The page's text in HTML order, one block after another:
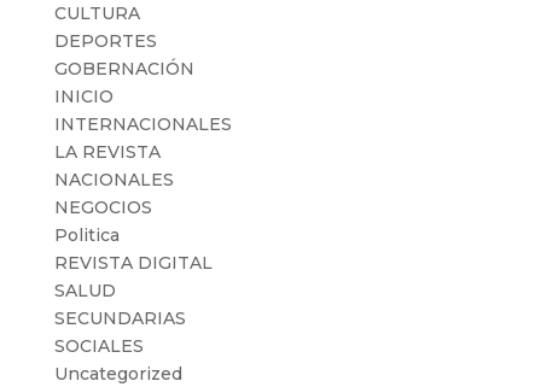
CULTURA
DEPORTES
GOBERNACIÓN
INICIO
INTERNACIONALES
LA REVISTA
NACIONALES
NEGOCIOS
Politica
REVISTA DIGITAL
SALUD
SECUNDARIAS
SOCIALES
Uncategorized